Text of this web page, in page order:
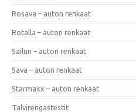
Rosava – auton renkaat
Rotalla – auton renkaat
Sailun – auton renkaat
Sava – auton renkaat
Starmaxx – auton renkaat
Talvirengastestit